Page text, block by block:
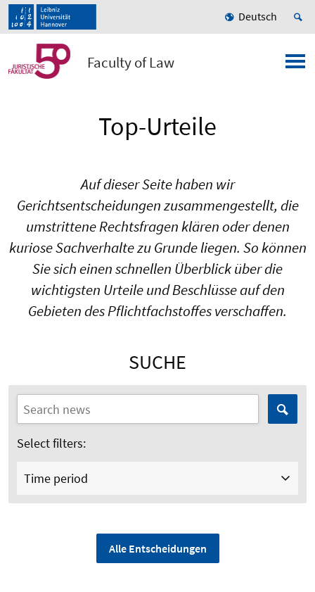
Deutsch
Faculty of Law
Top-Urteile
Auf dieser Seite haben wir
Gerichtsentscheidungen zusammengestellt, die
umstrittene Rechtsfragen klären oder denen
kuriose Sachverhalte zu Grunde liegen. So können
Sie sich einen schnellen Überblick über die
wichtigsten Urteile und Beschlüsse auf den
Gebieten des Pflichtfachstoffes verschaffen.
SUCHE
Select filters:
Time period
Alle Entscheidungen